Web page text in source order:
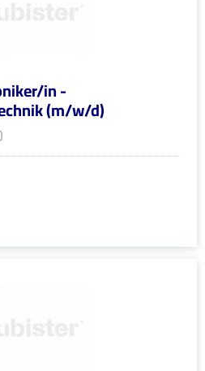
in -
(m/w/d)